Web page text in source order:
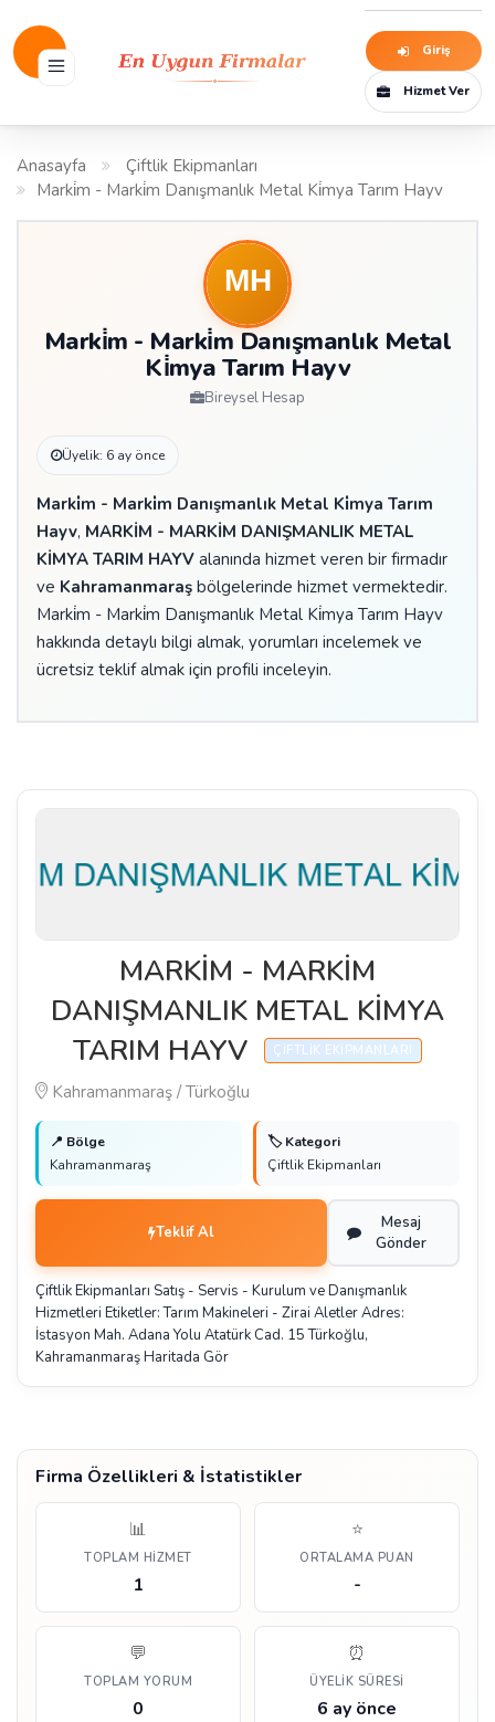
Giriş
Hizmet Ver
Anasayfa
Çiftlik Ekipmanları
Marki̇m - Marki̇m Danışmanlık Metal Ki̇mya Tarım Hayv
Marki̇m - Marki̇m Danışmanlık Metal
Ki̇mya Tarım Hayv
Bireysel Hesap
Üyelik: 6 ay önce
Marki̇m - Marki̇m Danışmanlık Metal Ki̇mya Tarım
Hayv, MARKİM - MARKİM DANIŞMANLIK METAL
KİMYA TARIM HAYV alanında hizmet veren bir firmadır
ve Kahramanmaraş bölgelerinde hizmet vermektedir.
Marki̇m - Marki̇m Danışmanlık Metal Ki̇mya Tarım Hayv
hakkında detaylı bilgi almak, yorumları incelemek ve
ücretsiz teklif almak için profili inceleyin.
MARKİM - MARKİM
DANIŞMANLIK METAL KİMYA
TARIM HAYV
ÇIFTLIK EKIPMANLARI
Kahramanmaraş / Türkoğlu
📍 Bölge
Kahramanmaraş
🏷️ Kategori
Çiftlik Ekipmanları
Teklif Al
Mesaj
Gönder
Çiftlik Ekipmanları Satış - Servis - Kurulum ve Danışmanlık
Hizmetleri Etiketler: Tarım Makineleri - Zirai Aletler Adres:
İstasyon Mah. Adana Yolu Atatürk Cad. 15 Türkoğlu,
Kahramanmaraş Haritada Gör
Firma Özellikleri & İstatistikler
📊
TOPLAM HIZMET
1
⭐
ORTALAMA PUAN
-
💬
TOPLAM YORUM
0
⏰
ÜYELIK SÜRESI
6 ay önce